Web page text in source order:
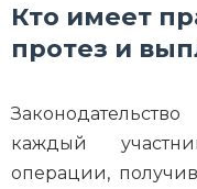
Кто имеет
протез и
каждый
операции,